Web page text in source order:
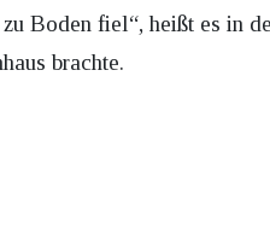
Boden fiel“, heißt es in
brachte.